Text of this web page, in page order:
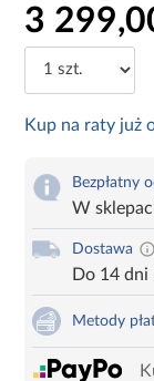
3
Kup na raty już
Bezpłatny
W
Dostawa
Do 14 dni
Metody